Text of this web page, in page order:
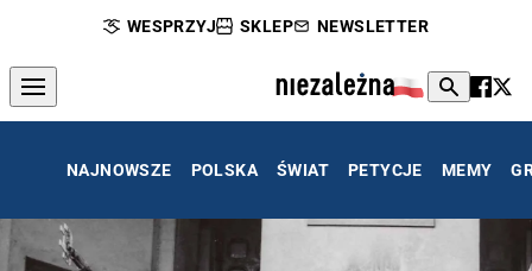
WESPRZYJ SKLEP NEWSLETTER
NAJNOWSZE POLSKA ŚWIAT PETYCJE MEMY